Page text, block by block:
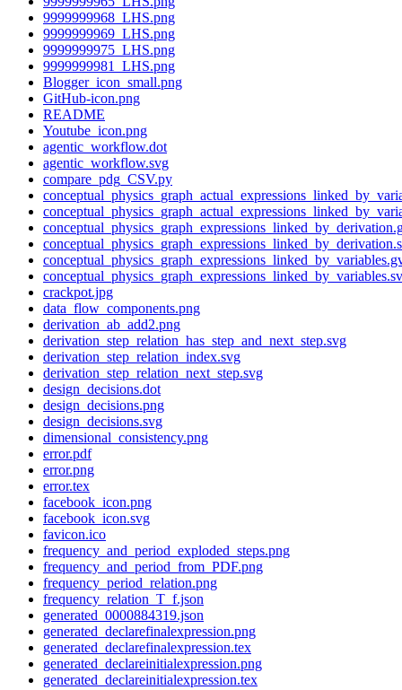
9999999968_LHS.png
9999999969_LHS.png
9999999975_LHS.png
9999999981_LHS.png
Blogger_icon_small.png
GitHub-icon.png
README
Youtube_icon.png
agentic_workflow.dot
agentic_workflow.svg
compare_pdg_CSV.py
crackpot.jpg
data_flow_components.png
derivation_ab_add2.png
derivation_step_relation_has_step_and_next_step.svg
derivation_step_relation_index.svg
derivation_step_relation_next_step.svg
design_decisions.dot
design_decisions.png
design_decisions.svg
dimensional_consistency.png
error.pdf
error.png
error.tex
facebook_icon.png
facebook_icon.svg
favicon.ico
frequency_and_period_exploded_steps.png
frequency_and_period_from_PDF.png
frequency_period_relation.png
frequency_relation_T_f.json
generated_0000884319.json
generated_declarefinalexpression.png
generated_declarefinalexpression.tex
generated_declareinitialexpression.png
generated_declareinitialexpression.tex